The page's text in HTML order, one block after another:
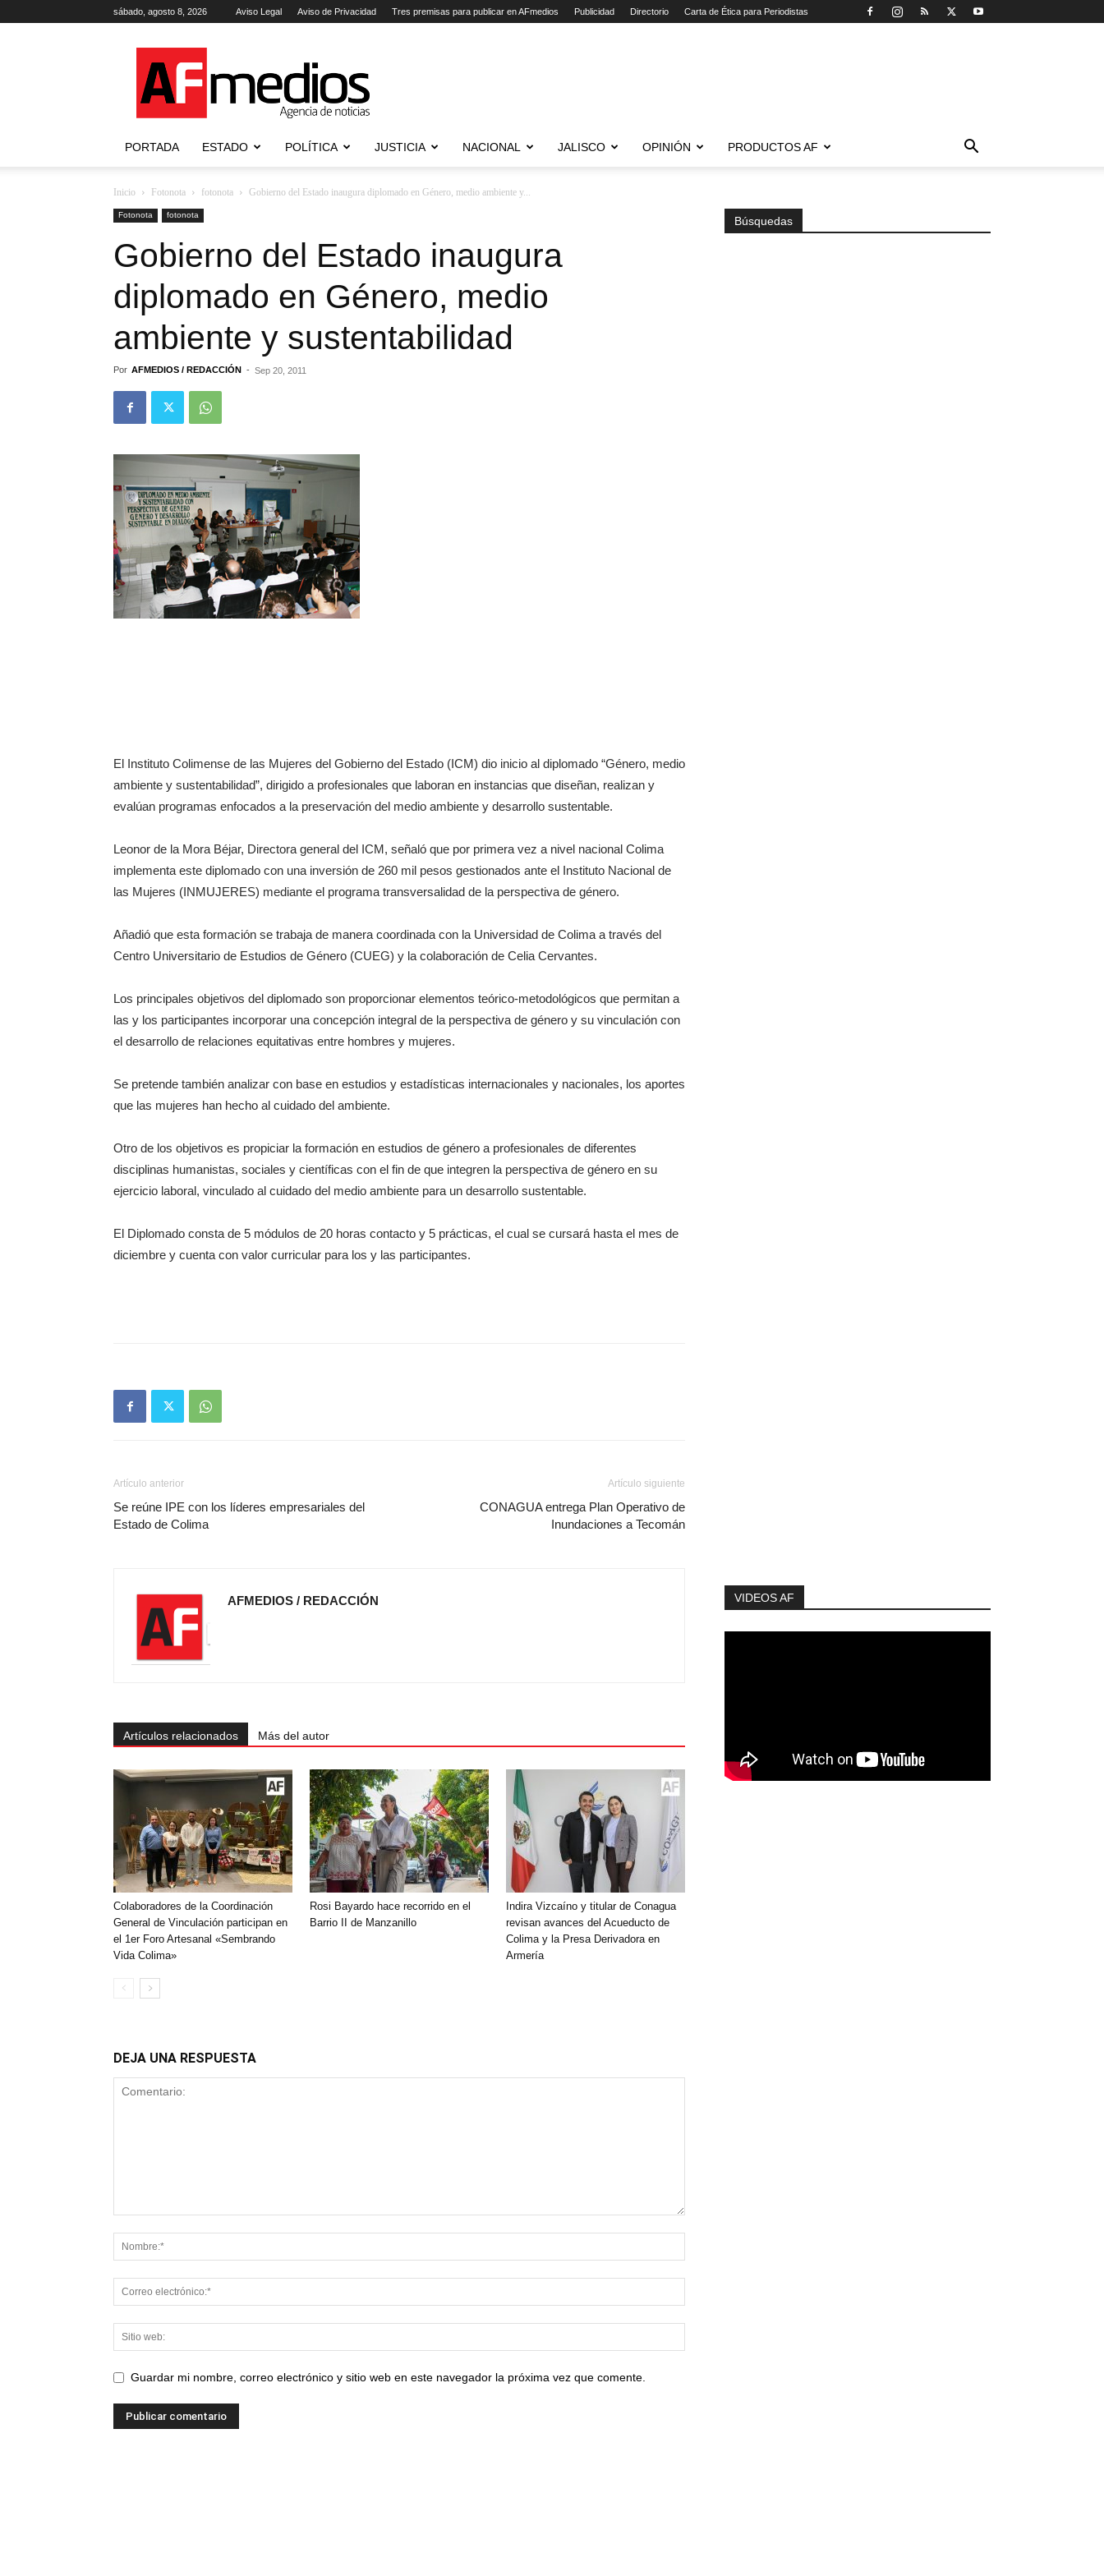
sábado, agosto 8, 2026 Aviso Legal Aviso de Privacidad Tres premisas para publicar en AFmedios Publicidad Directorio Carta de Ética para Periodistas
Agencia
de
Noticias
PORTADA ESTADO POLÍTICA JUSTICIA NACIONAL JALISCO OPINIÓN PRODUCTOS AF
Inicio Fotonota fotonota Gobierno del Estado inaugura diplomado en Género, medio ambiente y...
Fotonota fotonota
Gobierno del Estado inaugura
diplomado en Género, medio
ambiente y sustentabilidad
Por AFMEDIOS / REDACCIÓN - Sep 20, 2011
El Instituto Colimense de las Mujeres del Gobierno del Estado (ICM) dio inicio al diplomado “Género, medio
ambiente y sustentabilidad”, dirigido a profesionales que laboran en instancias que diseñan, realizan y
evalúan programas enfocados a la preservación del medio ambiente y desarrollo sustentable.
Leonor de la Mora Béjar, Directora general del ICM, señaló que por primera vez a nivel nacional Colima
implementa este diplomado con una inversión de 260 mil pesos gestionados ante el Instituto Nacional de
las Mujeres (INMUJERES) mediante el programa transversalidad de la perspectiva de género.
Añadió que esta formación se trabaja de manera coordinada con la Universidad de Colima a través del
Centro Universitario de Estudios de Género (CUEG) y la colaboración de Celia Cervantes.
Los principales objetivos del diplomado son proporcionar elementos teórico-metodológicos que permitan a
las y los participantes incorporar una concepción integral de la perspectiva de género y su vinculación con
el desarrollo de relaciones equitativas entre hombres y mujeres.
Se pretende también analizar con base en estudios y estadísticas internacionales y nacionales, los aportes
que las mujeres han hecho al cuidado del ambiente.
Otro de los objetivos es propiciar la formación en estudios de género a profesionales de diferentes
disciplinas humanistas, sociales y científicas con el fin de que integren la perspectiva de género en su
ejercicio laboral, vinculado al cuidado del medio ambiente para un desarrollo sustentable.
El Diplomado consta de 5 módulos de 20 horas contacto y 5 prácticas, el cual se cursará hasta el mes de
diciembre y cuenta con valor curricular para los y las participantes.
Artículo anterior
Se reúne IPE con los líderes empresariales del
Estado de Colima
Artículo siguiente
CONAGUA entrega Plan Operativo de
Inundaciones a Tecomán
AFMEDIOS / REDACCIÓN
Artículos relacionados Más del autor
Colaboradores de la Coordinación
General de Vinculación participan en
el 1er Foro Artesanal «Sembrando
Vida Colima»
Rosi Bayardo hace recorrido en el
Barrio II de Manzanillo
Indira Vizcaíno y titular de Conagua
revisan avances del Acueducto de
Colima y la Presa Derivadora en
Armería
DEJA UNA RESPUESTA
Guardar mi nombre, correo electrónico y sitio web en este navegador la próxima vez que comente.
Búsquedas
VIDEOS AF